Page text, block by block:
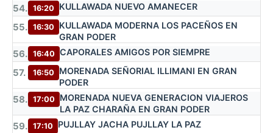
54. 16:20 KULLAWADA NUEVO AMANECER
55. 16:30
KULLAWADA MODERNA LOS PACEÑOS EN
GRAN PODER
56. 16:40 CAPORALES AMIGOS POR SIEMPRE
57. 16:50
MORENADA SEÑORIAL ILLIMANI EN GRAN
PODER
58. 17:00
MORENADA NUEVA GENERACION VIAJEROS
LA PAZ CHARAÑA EN GRAN PODER
59. 17:10 PUJLLAY JACHA PUJLLAY LA PAZ